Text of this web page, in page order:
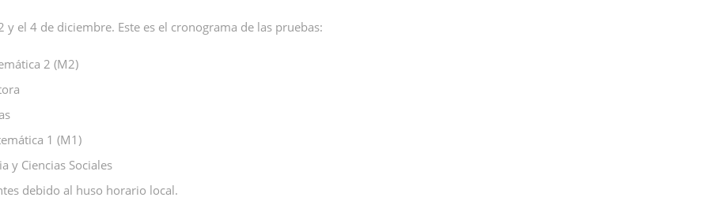
y el 4 de diciembre. Este es el cronograma de las pruebas:
2 (M2)
1 (M1)
y Ciencias Sociales
debido al huso horario local.